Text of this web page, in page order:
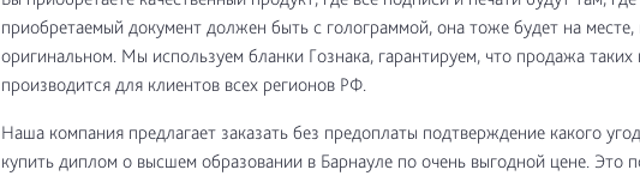
приобретаемый документ должен быть с голограммой, она тоже будет на месте,
оригинальном. Мы используем бланки Гознака, гарантируем, что продажа таких
производится для клиентов всех регионов РФ.
Наша компания предлагает заказать без предоплаты подтверждение какого
купить диплом о высшем образовании в Барнауле по очень выгодной цене. Это